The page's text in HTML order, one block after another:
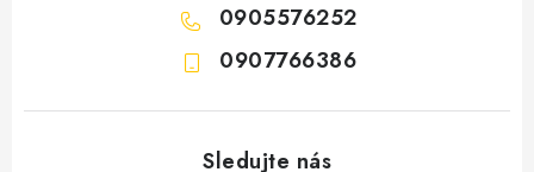
0905576252
0907766386